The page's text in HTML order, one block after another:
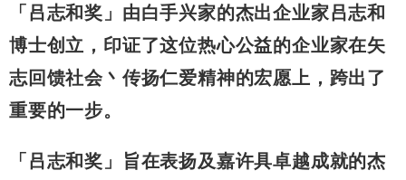
「吕志和奖」由白手兴家的杰出企业家吕志和
博士创立，印证了这位热心公益的企业家在矢
志回馈社会丶传扬仁爱精神的宏愿上，跨出了
重要的一步。
「吕志和奖」旨在表扬及嘉许具卓越成就的杰